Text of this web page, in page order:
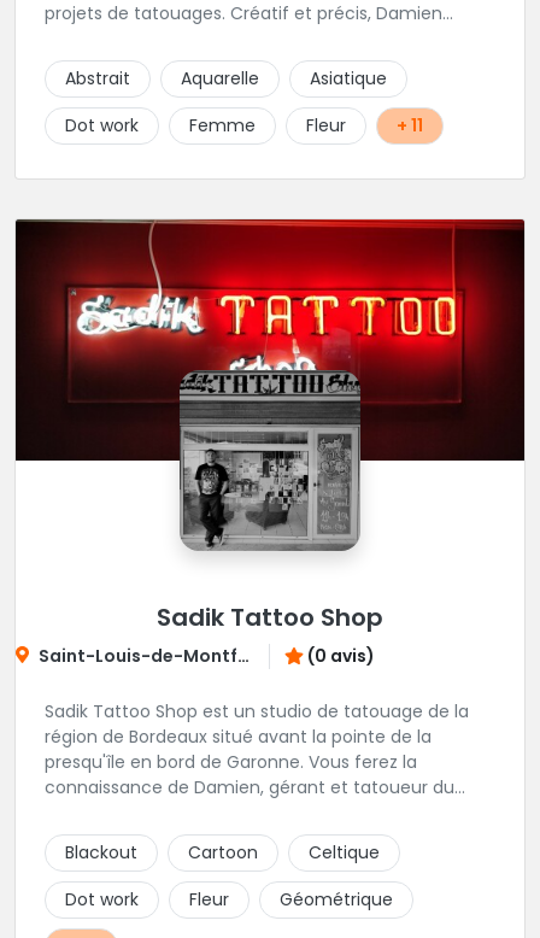
projets de tatouages. Créatif et précis, Damien
sans failles. Spécialisé dans le tatouage traditionnel,
old school, mais également à l'aise dans la
réalisation de pièces de styles différents : Dotwork,
Japonais, Graphique, mandala .. N'hésitez pas à le
Abstrait Aquarelle
Asiatique
Dot work
Femme Fleur + 11
Sadik Tattoo Shop
Saint-Louis-de-Montferrand (0 avis)
Sadik Tattoo Shop est un studio de tatouage de la
région de Bordeaux situé avant la pointe de la
presqu'île en bord de Garonne. Vous ferez la
connaissance de Damien, gérant et tatoueur du
Blackout
Cartoon
Celtique
Dot work
Fleur
Géométrique